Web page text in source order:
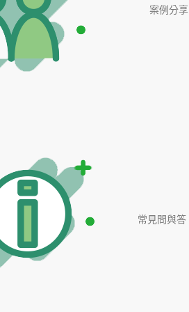
案例分享
常見問與答